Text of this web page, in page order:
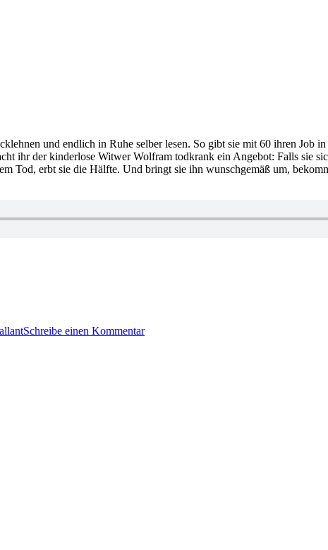
und endlich in Ruhe selber lesen. So gibt sie mit 60 ihren Job
ihr der kinderlose Witwer Wolfram todkrank ein Angebot: Falls sie
Tod, erbt sie die Hälfte. Und bringt sie ihn wunschgemäß um,
Schreibe einen KommentarIngrid